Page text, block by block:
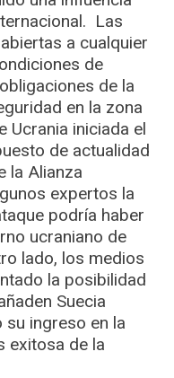
Las
a cualquier
de
de la
en la zona
Ucrania iniciada el
de actualidad
la Alianza
expertos la
podría haber
ucraniano de
lado, los medios
la posibilidad
Suecia
ingreso en la
exitosa de la